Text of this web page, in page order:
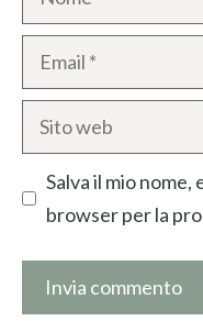
Email
Sito
web
Salva il mio
browser per la